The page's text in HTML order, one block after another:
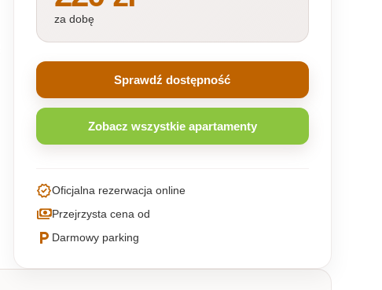
za dobę
Sprawdź dostępność
Zobacz wszystkie apartamenty
verifiedOficjalna rezerwacja online
paymentsPrzejrzysta cena od
local_parking Darmowy parking